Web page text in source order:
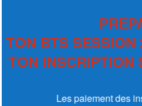
TON BTS SESSION
TON INSCRIPTION
Les paiement des